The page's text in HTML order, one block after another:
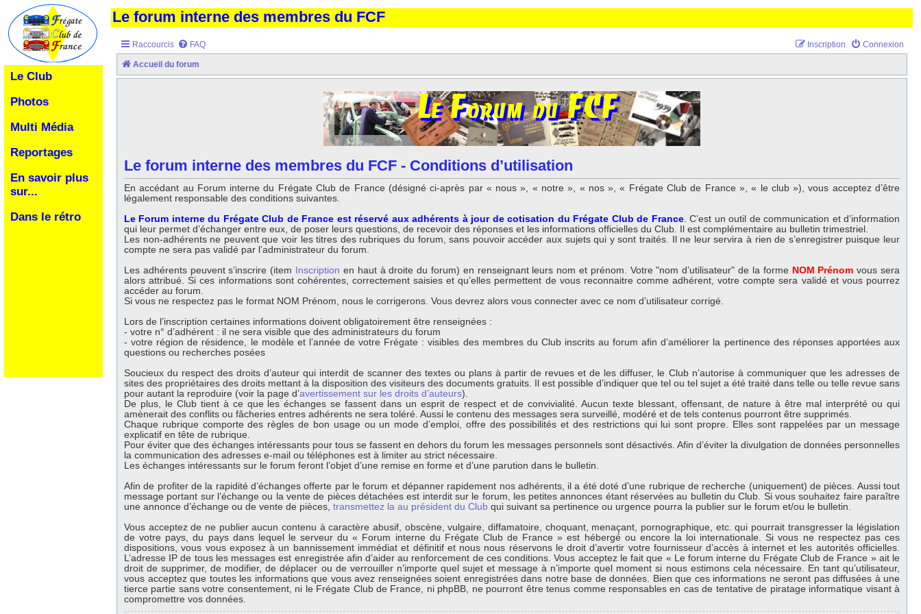
Le Club
Photos
Multi Média
Reportages
En savoir plus
sur...
Dans le rétro
Le forum interne des membres du FCF
Raccourcis FAQ Connexion
Inscription
Accueil du forum
Le forum interne des membres du FCF - Conditions d’utilisation
En accédant au Forum interne du Frégate Club de France (désigné ci-après par « nous », « notre », « nos », « Frégate Club de France », « le club »), vous acceptez d’être
légalement responsable des conditions suivantes.
Le Forum interne du Frégate Club de France est réservé aux adhérents à jour de cotisation du Frégate Club de France. C’est un outil de communication et d’information
qui leur permet d’échanger entre eux, de poser leurs questions, de recevoir des réponses et les informations officielles du Club. Il est complémentaire au bulletin trimestriel.
Les non-adhérents ne peuvent que voir les titres des rubriques du forum, sans pouvoir accéder aux sujets qui y sont traités. Il ne leur servira à rien de s’enregistrer puisque leur
compte ne sera pas validé par l’administrateur du forum.
Les adhérents peuvent s’inscrire (item Inscription en haut à droite du forum) en renseignant leurs nom et prénom. Votre "nom d’utilisateur" de la forme NOM Prénom vous sera
alors attribué. Si ces informations sont cohérentes, correctement saisies et qu’elles permettent de vous reconnaitre comme adhérent, votre compte sera validé et vous pourrez
accéder au forum.
Si vous ne respectez pas le format NOM Prénom, nous le corrigerons. Vous devrez alors vous connecter avec ce nom d’utilisateur corrigé.
Lors de l’inscription certaines informations doivent obligatoirement être renseignées :
- votre n° d’adhérent : il ne sera visible que des administrateurs du forum
- votre région de résidence, le modèle et l’année de votre Frégate : visibles des membres du Club inscrits au forum afin d’améliorer la pertinence des réponses apportées aux
questions ou recherches posées
Soucieux du respect des droits d’auteur qui interdit de scanner des textes ou plans à partir de revues et de les diffuser, le Club n’autorise à communiquer que les adresses de
sites des propriétaires des droits mettant à la disposition des visiteurs des documents gratuits. Il est possible d’indiquer que tel ou tel sujet a été traité dans telle ou telle revue sans
pour autant la reproduire (voir la page d’avertissement sur les droits d’auteurs).
De plus, le Club tient à ce que les échanges se fassent dans un esprit de respect et de convivialité. Aucun texte blessant, offensant, de nature à être mal interprété ou qui
amènerait des conflits ou fâcheries entres adhérents ne sera toléré. Aussi le contenu des messages sera surveillé, modéré et de tels contenus pourront être supprimés.
Chaque rubrique comporte des règles de bon usage ou un mode d’emploi, offre des possibilités et des restrictions qui lui sont propre. Elles sont rappelées par un message
explicatif en tête de rubrique.
Pour éviter que des échanges intéressants pour tous se fassent en dehors du forum les messages personnels sont désactivés. Afin d’éviter la divulgation de données personnelles
la communication des adresses e-mail ou téléphones est à limiter au strict nécessaire.
Les échanges intéressants sur le forum feront l’objet d’une remise en forme et d’une parution dans le bulletin.
Afin de profiter de la rapidité d’échanges offerte par le forum et dépanner rapidement nos adhérents, il a été doté d’une rubrique de recherche (uniquement) de pièces. Aussi tout
message portant sur l’échange ou la vente de pièces détachées est interdit sur le forum, les petites annonces étant réservées au bulletin du Club. Si vous souhaitez faire paraître
une annonce d’échange ou de vente de pièces, transmettez la au président du Club qui suivant sa pertinence ou urgence pourra la publier sur le forum et/ou le bulletin.
Vous acceptez de ne publier aucun contenu à caractère abusif, obscène, vulgaire, diffamatoire, choquant, menaçant, pornographique, etc. qui pourrait transgresser la législation
de votre pays, du pays dans lequel le serveur du « Forum interne du Frégate Club de France » est hébergé ou encore la loi internationale. Si vous ne respectez pas ces
dispositions, vous vous exposez à un bannissement immédiat et définitif et nous nous réservons le droit d’avertir votre fournisseur d’accès à internet et les autorités officielles.
L’adresse IP de tous les messages est enregistrée afin d’aider au renforcement de ces conditions. Vous acceptez le fait que « Le forum interne du Frégate Club de France » ait le
droit de supprimer, de modifier, de déplacer ou de verrouiller n’importe quel sujet et message à n’importe quel moment si nous estimons cela nécessaire. En tant qu’utilisateur,
vous acceptez que toutes les informations que vous avez renseignées soient enregistrées dans notre base de données. Bien que ces informations ne seront pas diffusées à une
tierce partie sans votre consentement, ni le Frégate Club de France, ni phpBB, ne pourront être tenus comme responsables en cas de tentative de piratage informatique visant à
compromettre vos données.